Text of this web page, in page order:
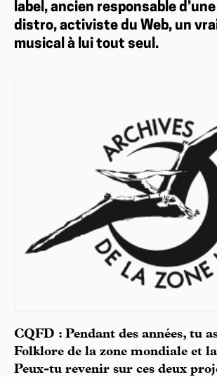
label, ancien responsable
distro, activiste du Web, un
musical à lui tout seul.
CQFD : Pendant des années, tu
Folklore de la zone mondiale et
Peux-tu revenir sur ces deux